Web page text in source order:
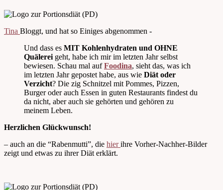
Tina Bloggt, und hat so Einiges abgenommen -
Und dass es MIT Kohlenhydraten und OHNE
Quälerei geht, habe ich mir im letzten Jahr selbst
bewiesen. Schau mal aufFoodina, sieht das, was ich
im letzten Jahr gepostet habe, aus wie Diät oder
Verzicht? Die zig Schnitzel mit Pommes, Pizzen,
Burger oder auch Essen in guten Restaurants findest du
da nicht, aber auch sie gehörten und gehören zu
meinem Leben.
Herzlichen Glückwunsch!
– auch an die “Rabenmutti”, die hierihre Vorher-Nachher-Bilder
zeigt und etwas zu ihrer Diät erklärt.